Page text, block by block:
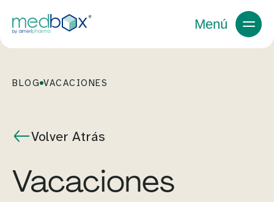
Menú
BLOG VACACIONES
Volver Atrás
vacaciones